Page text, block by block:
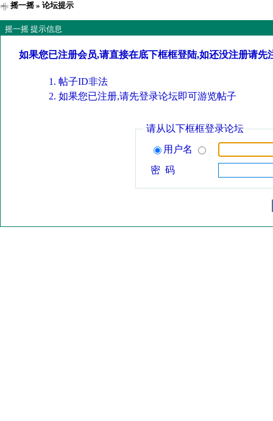
摇一摇» 论坛提示
摇一摇 提示信息
如果您已注册会员,请直接在底下框框登陆,如还没注册请先
帖子ID非法
如果您已注册,请先登录论坛即可游览帖子
请从以下框框登录论坛
用户名
密 码